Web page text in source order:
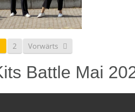
2 Vorwärts
Battle Mai